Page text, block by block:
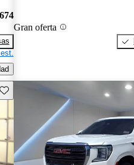
Gran oferta
Guarda este Aviso